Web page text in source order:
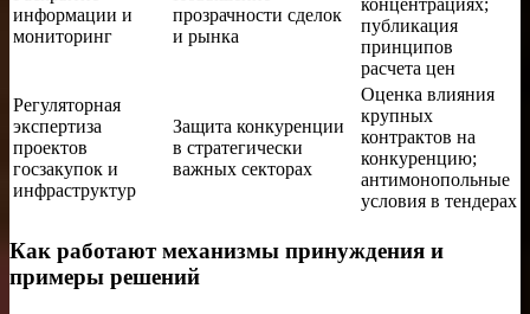
информации и
мониторинг
прозрачности сделок
и рынка
концентрациях;
публикация
принципов
расчета цен
Регуляторная
экспертиза
проектов
госзакупок и
инфраструктур
Защита конкуренции
в стратегически
важных секторах
Оценка влияния
крупных
контрактов на
конкуренцию;
антимонопольные
условия в тендерах
Как работают механизмы принуждения и
примеры решений